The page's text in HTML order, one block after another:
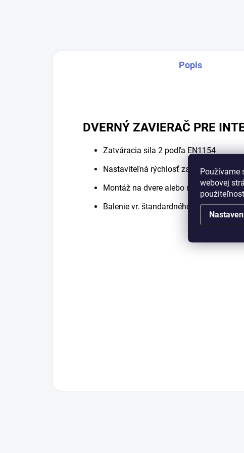
Používame
webovej
Popis
DVERNÝ ZAVIERAČ PRE
Zatváracia sila 2 podľa EN1154
Nastaviteľná rýchlosť zatvárania a
Montáž na dvere alebo na zárubňu
Balenie vr. štandardného ramienka a